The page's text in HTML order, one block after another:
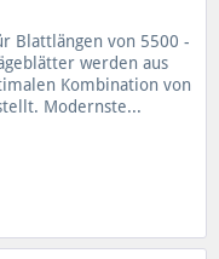
Blattlängen von 5500 -
werden aus
Kombination von
Modernste...